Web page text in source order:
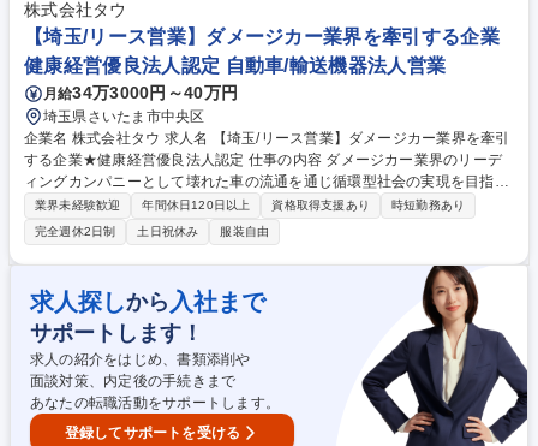
に業務を習得できる環境です。 募集職種 【大阪/自動車リース法人営業】
ダスキン加盟店向け/東証プライム上場グループ
株式会社タウ
【埼玉/リース営業】ダメージカー業界を牽引する企業
健康経営優良法人認定 自動車/輸送機器法人営業
月給34万3000円～40万円
埼玉県さいたま市中央区
企業名 株式会社タウ 求人名 【埼玉/リース営業】ダメージカー業界を牽引
する企業★健康経営優良法人認定 仕事の内容 ダメージカー業界のリーデ
ィングカンパニーとして壊れた車の流通を通じ循環型社会の実現を目指し
ています。損害保険会社やリース会社に対し、ダメージカー（損害車）の
仕入拡大を目指した提案営業をお任せします。 【具体的には】■担当顧客
への定期訪問・ヒアリング■ダメージカーの査定依頼対応・提案書作成■顧
客の課題に対する自社リソースを活用したソリューション提案■電話やメ
ールによる各種問い合わせ対応 【ポイント】定期的な訪問等でお客様との
コミュニケーションをとり、関係構築することがポイント。買取営業と言
っても、実は値段の「高い・安い」に留まらず、柔軟な対応や丁寧な応対
を評価されることが多いです。 募集職種 【埼玉/リース営業】ダメージカ
ー業界を牽引する企業★健康経営優良法人認定
業界未経験歓迎 年間休日120日以上 資格取得支援あり
時短勤務あり
完全週休2日制
土日祝休み 服装自由
求人探しから 入社まで
サポートします！
求人の紹介をはじめ、書類添削や
面談対策、内定後の手続きまで
あなたの転職活動をサポートします。
登録してサポートを受ける